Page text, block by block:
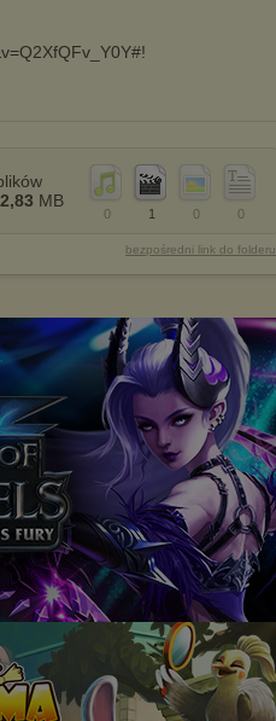
0
0
1
0
MB
bezpośredni link do folderu